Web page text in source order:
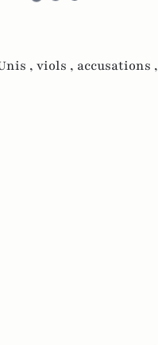
, viols , accusations ,